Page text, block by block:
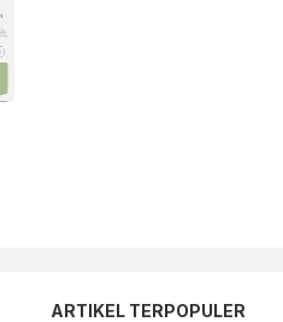
ARTIKEL TERPOPULER